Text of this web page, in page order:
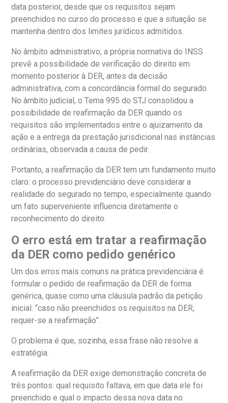
data posterior, desde que os requisitos sejam
preenchidos no curso do processo e que a situação se
mantenha dentro dos limites jurídicos admitidos.
No âmbito administrativo, a própria normativa do INSS
prevê a possibilidade de verificação do direito em
momento posterior à DER, antes da decisão
administrativa, com a concordância formal do segurado.
No âmbito judicial, o Tema 995 do STJ consolidou a
possibilidade de reafirmação da DER quando os
requisitos são implementados entre o ajuizamento da
ação e a entrega da prestação jurisdicional nas instâncias
ordinárias, observada a causa de pedir.
Portanto, a reafirmação da DER tem um fundamento muito
claro: o processo previdenciário deve considerar a
realidade do segurado no tempo, especialmente quando
um fato superveniente influencia diretamente o
reconhecimento do direito.
O erro está em tratar a reafirmação
da DER como pedido genérico
Um dos erros mais comuns na prática previdenciária é
formular o pedido de reafirmação da DER de forma
genérica, quase como uma cláusula padrão da petição
inicial: “caso não preenchidos os requisitos na DER,
requer-se a reafirmação”.
O problema é que, sozinha, essa frase não resolve a
estratégia.
A reafirmação da DER exige demonstração concreta de
três pontos: qual requisito faltava, em que data ele foi
preenchido e qual o impacto dessa nova data no